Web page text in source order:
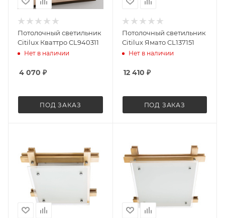
Потолочный светильник
Citilux Кваттро CL940311
Нет в наличии
4 070 ₽
ПОД ЗАКАЗ
Потолочный светильник
Citilux Ямато CL137151
Нет в наличии
12 410 ₽
ПОД ЗАКАЗ